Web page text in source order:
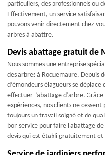
particuliers, des professionnels ou
Effectivement, un service
pouvons venir directement chez
arbres à abattre.
Devis abattage gratuit de
Nous sommes une entreprise
des arbres à Roquemaure. Depuis
d’émondeurs élagueurs se
effectuer l’abattage d’arbre.
expériences, nos clients ne
toujours un travail soigné et de
bon service pour faire l’abattage
devis qui est établi gratuitement et